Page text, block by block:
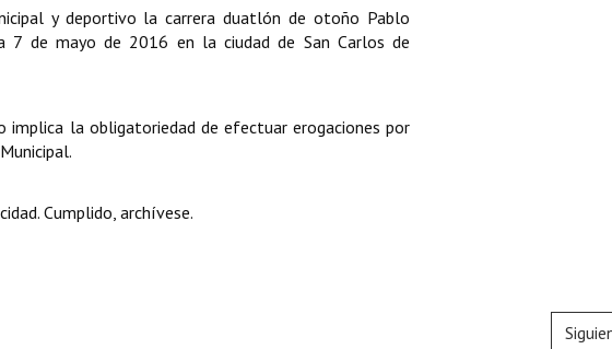
y deportivo la carrera duatlón de otoño Pablo
7 de mayo de 2016 en la ciudad de San Carlos de
implica la obligatoriedad de efectuar erogaciones por
Cumplido, archívese.